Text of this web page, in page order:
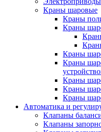
Краны шаровые
Краны
Краны
Краны
Краны
Краны
Краны
Краны
Автоматика и
Клапаны
Клапаны